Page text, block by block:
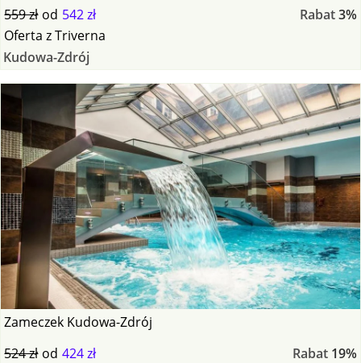
559 zł od 542 zł Rabat3%
Oferta zTriverna
Kudowa-Zdrój
Zameczek Kudowa-Zdrój
524 zł od 424 zł Rabat 19%